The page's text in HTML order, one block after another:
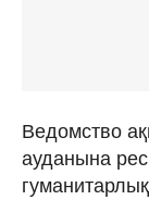
Ведомство
ауданына